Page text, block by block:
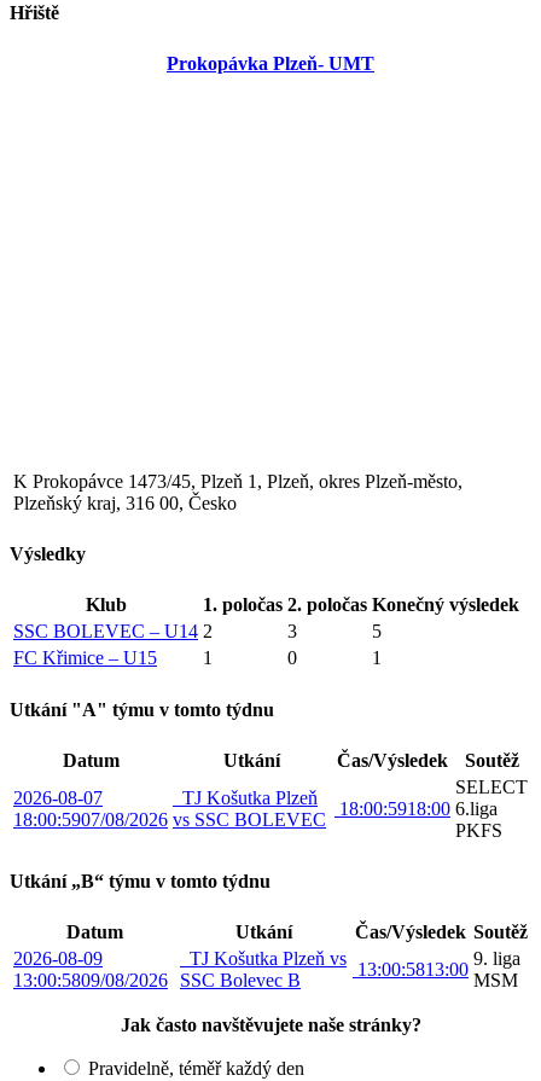
Hřiště
Prokopávka Plzeň- UMT
K Prokopávce 1473/45, Plzeň 1, Plzeň, okres Plzeň-město,
Plzeňský kraj, 316 00, Česko
Výsledky
Klub 1. poločas 2. poločas Konečný výsledek
SSC BOLEVEC – U14 2 3
5
FC Křimice – U15
1 0 1
Utkání "A" týmu v tomto týdnu
Datum Utkání Čas/Výsledek
Soutěž
2026-08-07
18:00:5907/08/2026
TJ Košutka Plzeň
vs SSC BOLEVEC
18:00:5918:00
SELECT
6.liga
PKFS
Utkání „B“ týmu v tomto týdnu
Datum Utkání Čas/Výsledek Soutěž
2026-08-09
13:00:5809/08/2026
TJ Košutka Plzeň vs
SSC Bolevec B
13:00:5813:00
9. liga
MSM
Jak často navštěvujete naše stránky?
Pravidelně, téměř každý den